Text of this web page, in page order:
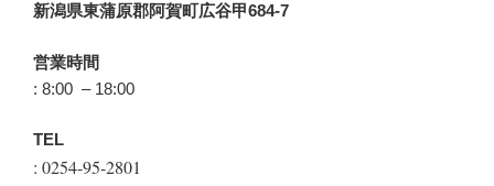
新潟県東蒲原郡阿賀町広谷甲684-7
営業時間
: 8:00 – 18:00
TEL
: 0254-95-2801